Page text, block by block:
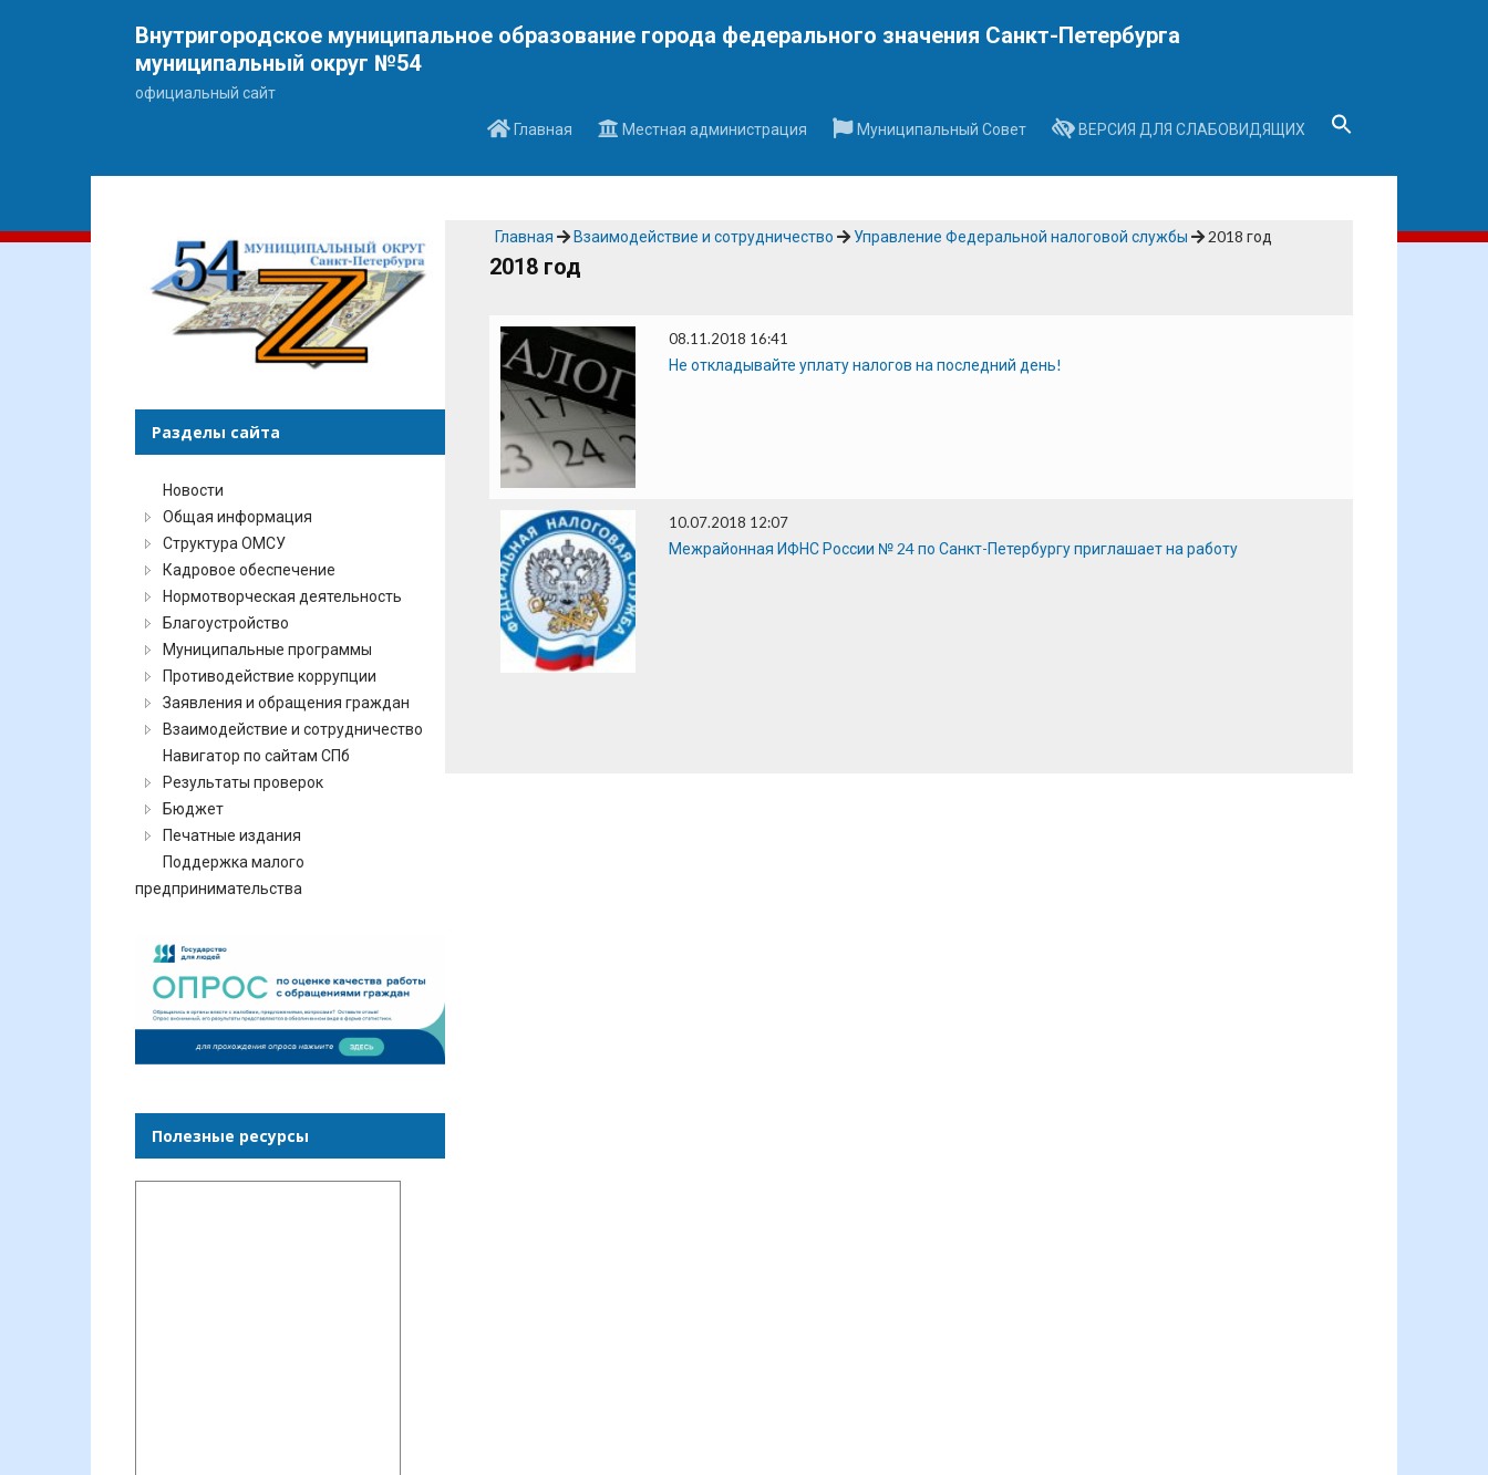
Внутригородское муниципальное образование города федерального значения Санкт-Петербурга
муниципальный округ №54
официальный сайт
Главная
Местная администрация Муниципальный Совет ВЕРСИЯ ДЛЯ СЛАБОВИДЯЩИХ
Главная Взаимодействие и сотрудничество Управление Федеральной налоговой службы 2018 год
2018 год
08.11.2018 16:41
Не откладывайте уплату налогов на последний день!
10.07.2018 12:07
Межрайонная ИФНС России № 24 по Санкт-Петербургу приглашает на работу
Разделы сайта
Новости
Общая информация
Структура ОМСУ
Кадровое обеспечение
Нормотворческая деятельность
Благоустройство
Муниципальные программы
Противодействие коррупции
Заявления и обращения граждан
Взаимодействие и сотрудничество
Навигатор по сайтам СПб
Результаты проверок
Бюджет
Печатные издания
Поддержка малого
предпринимательства
Полезные ресурсы